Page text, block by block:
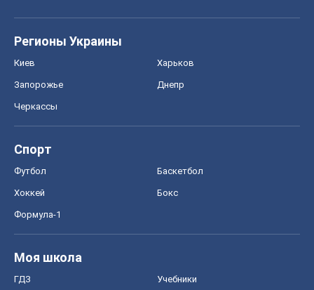
Регионы Украины
Киев Харьков
Запорожье Днепр
Черкассы
Спорт
Футбол Баскетбол
Хоккей Бокс
Формула-1
Моя школа
ГДЗ Учебники